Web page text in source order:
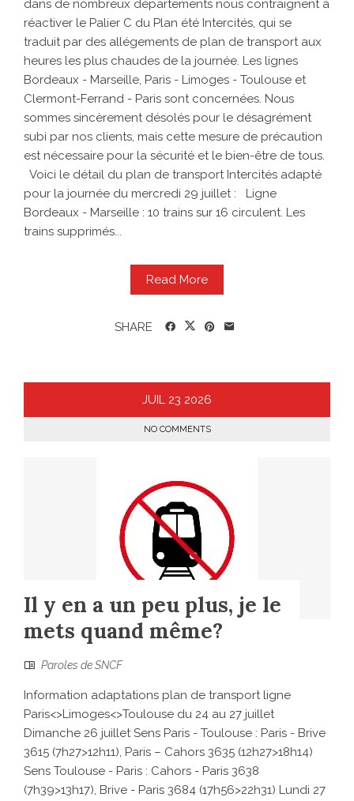
dans de nombreux départements nous contraignent à
réactiver le Palier C du Plan été Intercités, qui se
traduit par des allégements de plan de transport aux
heures les plus chaudes de la journée. Les lignes
Bordeaux - Marseille, Paris - Limoges - Toulouse et
Clermont-Ferrand - Paris sont concernées. Nous
sommes sincèrement désolés pour le désagrément
subi par nos clients, mais cette mesure de précaution
est nécessaire pour la sécurité et le bien-être de tous.
Voici le détail du plan de transport Intercités adapté
pour la journée du mercredi 29 juillet : Ligne
Bordeaux - Marseille : 10 trains sur 16 circulent. Les
trains supprimés...
Read More
SHARE
JUIL 23 2026
NO COMMENTS
Il y en a un peu plus, je le
mets quand même?
Paroles de SNCF
Information adaptations plan de transport ligne
Paris<>Limoges<>Toulouse du 24 au 27 juillet
Dimanche 26 juillet Sens Paris - Toulouse : Paris - Brive
3615 (7h27>12h11), Paris – Cahors 3635 (12h27>18h14)
Sens Toulouse - Paris : Cahors - Paris 3638
(7h39>13h17), Brive - Paris 3684 (17h56>22h31) Lundi 27